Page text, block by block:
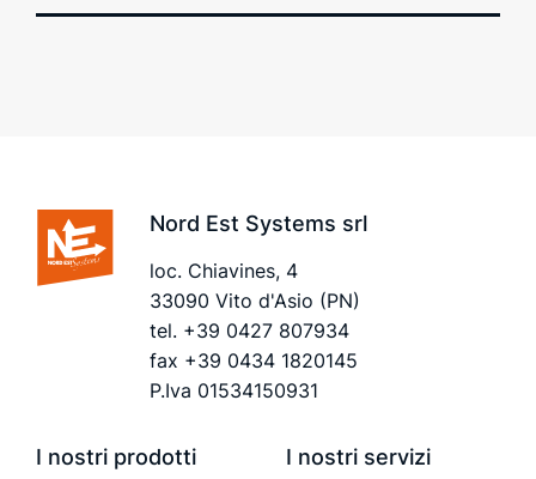
Nord Est Systems srl
loc. Chiavines, 4
33090 Vito d'Asio (PN)
tel. +39 0427 807934
fax +39 0434 1820145
P.Iva 01534150931
I nostri prodotti I nostri servizi